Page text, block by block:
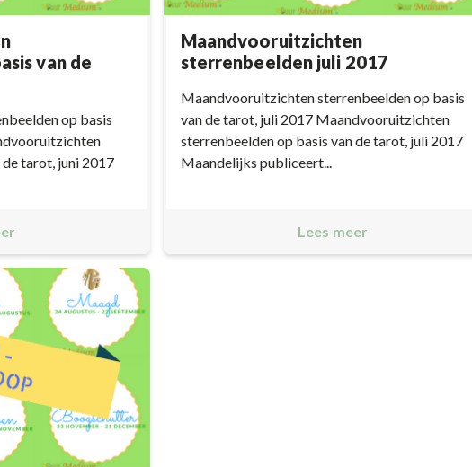
van de
op basis
tarot, juni 2017
Maandvooruitzichten
sterrenbeelden juli 2017
Maandvooruitzichten sterrenbeelden op basis
van de tarot, juli 2017 Maandvooruitzichten
sterrenbeelden op basis van de tarot, juli 2017
Maandelijks publiceert...
Lees meer